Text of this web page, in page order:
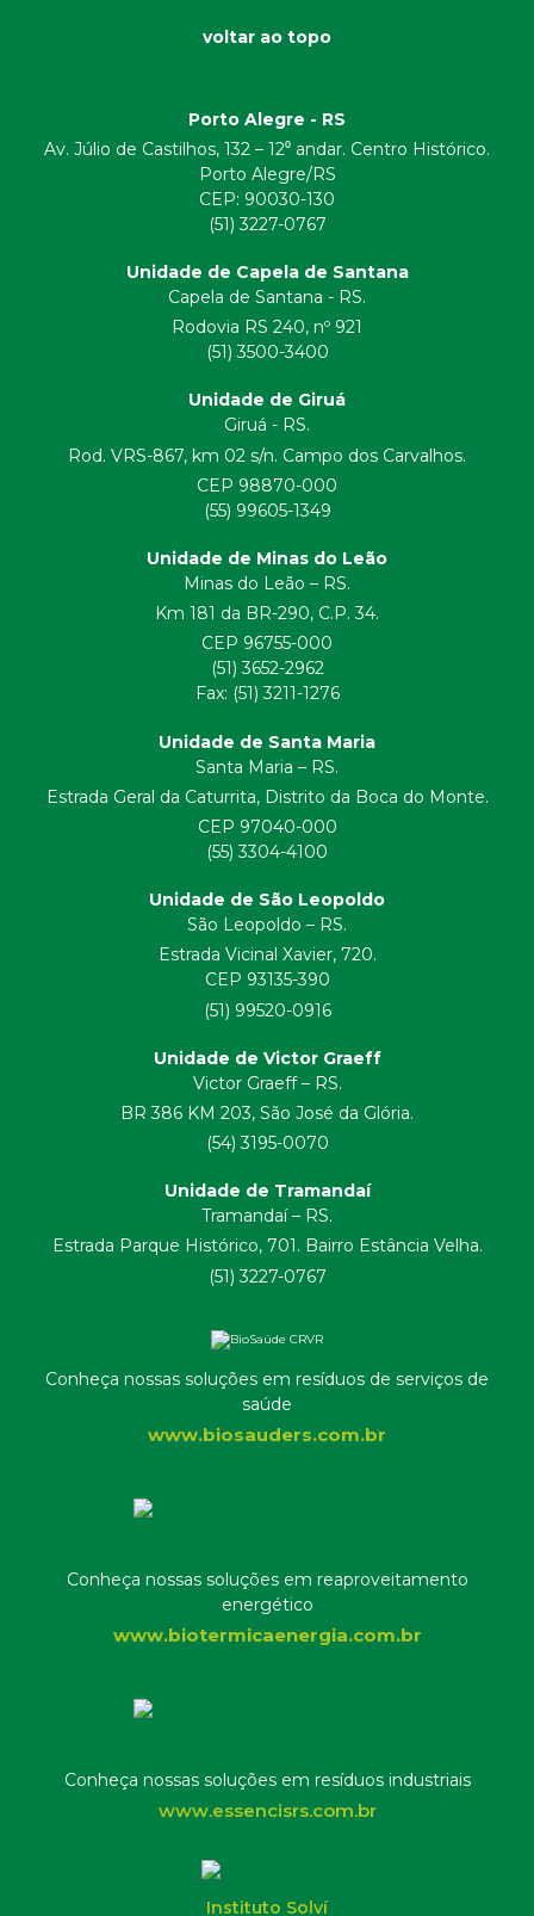
voltar ao topo
Porto Alegre - RS
Av. Júlio de Castilhos, 132 – 12⁰ andar. Centro Histórico.
Porto Alegre/RS
CEP: 90030-130
(51) 3227-0767
Unidade de Capela de Santana
Capela de Santana - RS.
Rodovia RS 240, nº 921
(51) 3500-3400
Unidade de Giruá
Giruá - RS.
Rod. VRS-867, km 02 s/n. Campo dos Carvalhos.
CEP 98870-000
(55) 99605-1349
Unidade de Minas do Leão
Minas do Leão – RS.
Km 181 da BR-290, C.P. 34.
CEP 96755-000
(51) 3652-2962
Fax: (51) 3211-1276
Unidade de Santa Maria
Santa Maria – RS.
Estrada Geral da Caturrita, Distrito da Boca do Monte.
CEP 97040-000
(55) 3304-4100
Unidade de São Leopoldo
São Leopoldo – RS.
Estrada Vicinal Xavier, 720.
CEP 93135-390
(51) 99520-0916
Unidade de Victor Graeff
Victor Graeff – RS.
BR 386 KM 203, São José da Glória.
(54) 3195-0070
Unidade de Tramandaí
Tramandaí – RS.
Estrada Parque Histórico, 701. Bairro Estância Velha.
(51) 3227-0767
Conheça nossas soluções em resíduos de serviços de
saúde
www.biosauders.com.br
Conheça nossas soluções em reaproveitamento
energético
www.biotermicaenergia.com.br
Conheça nossas soluções em resíduos industriais
www.essencisrs.com.br
Instituto Solví